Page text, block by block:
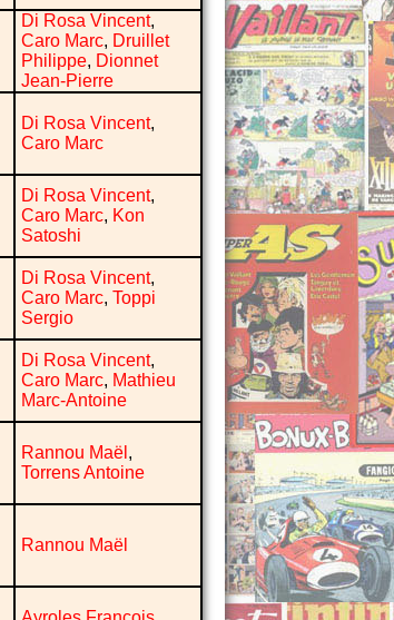
Di Rosa Vincent,
Caro Marc, Druillet
Philippe, Dionnet
Jean-Pierre
Di Rosa Vincent,
Caro Marc
Di Rosa Vincent,
Caro Marc, Kon
Satoshi
Di Rosa Vincent,
Caro Marc, Toppi
Sergio
Di Rosa Vincent,
Caro Marc, Mathieu
Marc-Antoine
Rannou Maël ,
Torrens Antoine
Rannou Maël